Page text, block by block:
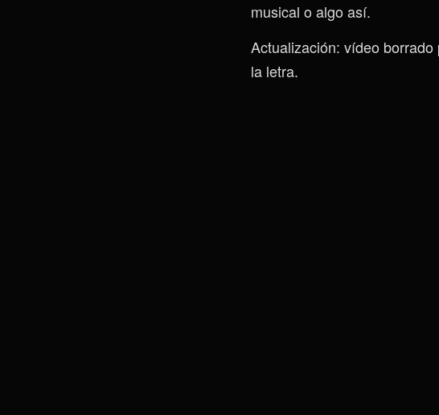
musical o algo así.
Actualización: vídeo
la letra.